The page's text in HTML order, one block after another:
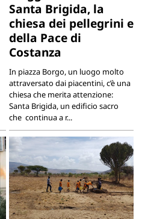
Santa Brigida, la
chiesa dei pellegrini e
della Pace di
Costanza
In piazza Borgo, un luogo molto
attraversato dai piacentini, c’è una
chiesa che merita attenzione:
Santa Brigida, un edificio sacro
che continua a r...